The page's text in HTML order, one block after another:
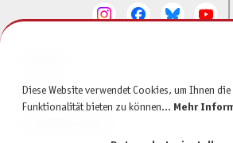
SERVICE
Diese Website verwendet Cookies, um Ihnen
Funktionalität bieten zu können... Mehr